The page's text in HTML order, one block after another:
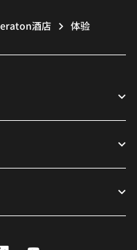
酒店 体验